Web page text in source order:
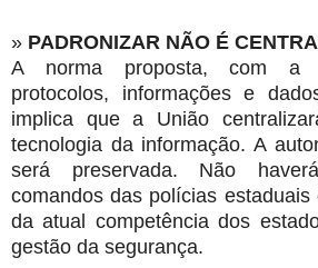
» PADRONIZAR NÃO É
A norma proposta, com a
protocolos, informações e
implica que a União
tecnologia da informação. A
será preservada. Não
comandos das polícias
da atual competência dos
gestão da segurança.